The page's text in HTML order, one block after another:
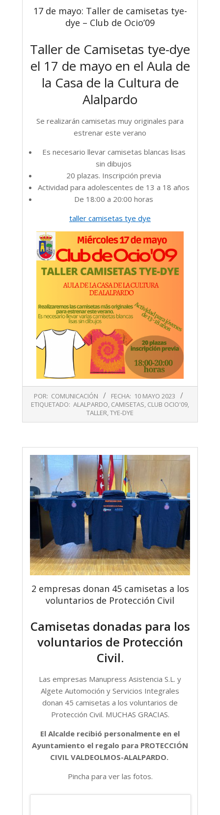
17 de mayo: Taller de camisetas tye-
dye – Club de Ocio’09
Taller de Camisetas tye-dye
el 17 de mayo en el Aula de
la Casa de la Cultura de
Alalpardo
Se realizarán camisetas muy originales para
estrenar este verano
Es necesario llevar camisetas blancas lisas
sin dibujos
20 plazas. Inscripción previa
Actividad para adolescentes de 13 a 18 años
De 18:00 a 20:00 horas
taller camisetas tye dye
05-
POR: COMUNICACIÓN FECHA: 10 MAYO 2023
ETIQUETADO: ALALPARDO, CAMISETAS, CLUB OCIO'09,
TALLER,TYE-DYE
2 empresas donan 45 camisetas a los
voluntarios de Protección Civil
Camisetas donadas para los
voluntarios de Protección
Civil.
Las empresas Manupress Asistencia S.L. y
Algete Automoción y Servicios Integrales
donan 45 camisetas a los voluntarios de
Protección Civil. MUCHAS GRACIAS.
El Alcalde recibió personalmente en el
Ayuntamiento el regalo para PROTECCIÓN
CIVIL VALDEOLMOS-ALALPARDO.
Pincha para ver las fotos.